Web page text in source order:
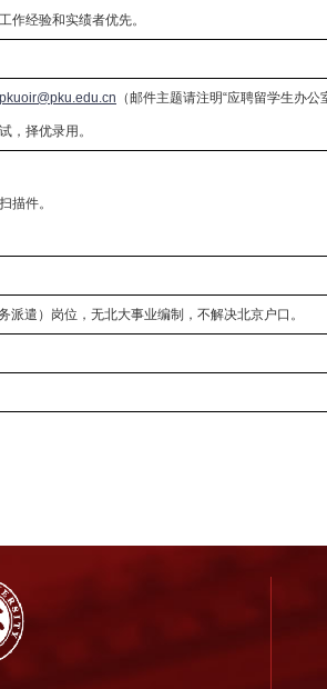
作经验和实绩者优先。
pkuoir@pku.edu.cn （邮件主题请注明“应聘留学生办公
，择优录用。
描件。
派遣）岗位，无北大事业编制，不解决北京户口。